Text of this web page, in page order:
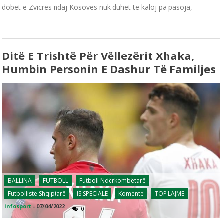
dobët e Zvicrës ndaj Kosovës nuk duhet të kaloj pa pasoja,
Ditë E Trishtë Për Vëllezërit Xhaka,
Humbin Personin E Dashur Të Familjes
BALLINA FUTBOLL
Futboll Ndërkombëtarë
Futbollistë Shqiptarë
IS SPECIALE Komente TOP LAJME
infosport -07/04/2022 0